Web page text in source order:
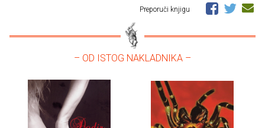
Preporuči knjigu
– OD ISTOG NAKLADNIKA –